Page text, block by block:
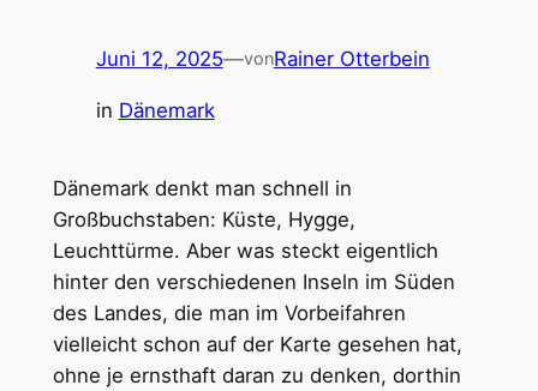
Juni 12, 2025—vonRainer Otterbein
in Dänemark
Dänemark denkt man schnell in
Großbuchstaben: Küste, Hygge,
Leuchttürme. Aber was steckt eigentlich
hinter den verschiedenen Inseln im Süden
des Landes, die man im Vorbeifahren
vielleicht schon auf der Karte gesehen hat,
ohne je ernsthaft daran zu denken, dorthin